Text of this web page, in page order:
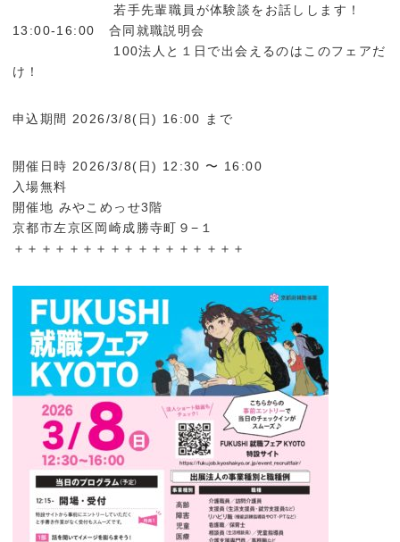
若手先輩職員が体験談をお話しします！
13:00-16:00 合同就職説明会
100法人と１日で出会えるのはこのフェアだ
け！
申込期間 2026/3/8(日) 16:00 まで
開催日時 2026/3/8(日) 12:30 〜 16:00
入場無料
開催地 みやこめっせ3階
京都市左京区岡崎成勝寺町９−１
＋＋＋＋＋＋＋＋＋＋＋＋＋＋＋＋＋